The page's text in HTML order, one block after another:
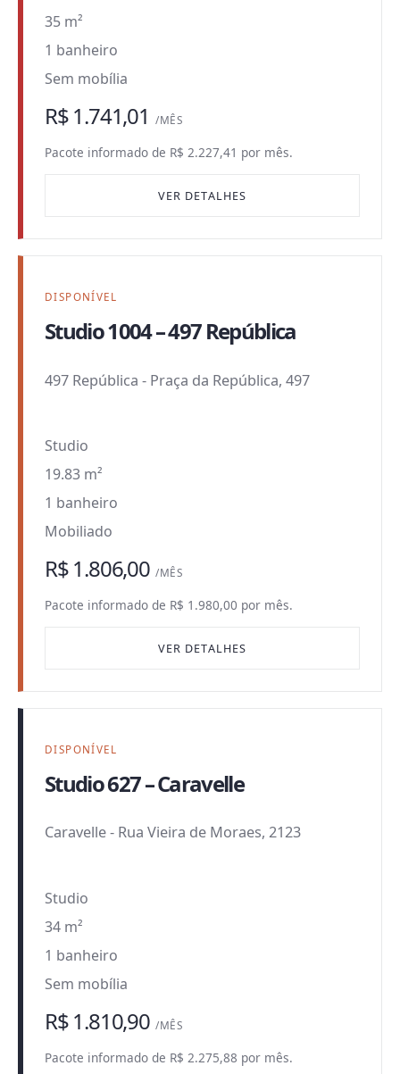
35 m²
1 banheiro
Sem mobília
R$ 1.741,01 /MÊS
Pacote informado de R$ 2.227,41 por mês.
VER DETALHES
DISPONÍVEL
Studio 1004 – 497 República
497 República - Praça da República, 497
Studio
19.83 m²
1 banheiro
Mobiliado
R$ 1.806,00 /MÊS
Pacote informado de R$ 1.980,00 por mês.
VER DETALHES
DISPONÍVEL
Studio 627 – Caravelle
Caravelle- Rua Vieira de Moraes, 2123
Studio
34 m²
1 banheiro
Sem mobília
R$ 1.810,90 /MÊS
Pacote informado de R$ 2.275,88 por mês.